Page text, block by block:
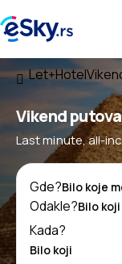
Let+Hotel
Vikend
Last minute, all-
Gde?
Odakle?
Kada?